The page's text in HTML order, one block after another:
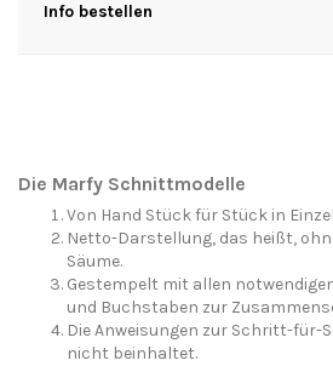
Info bestellen
Die Marfy Schnittmodelle
Von Hand Stück für Stück in
Netto-Darstellung, das heißt,
Säume.
Gestempelt mit allen
und Buchstaben zur
Die Anweisungen zur Schritt-
nicht beinhaltet.